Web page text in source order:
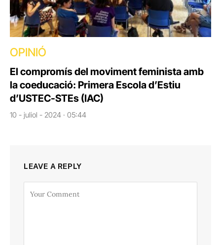
OPINIÓ
El compromís del moviment feminista amb
la coeducació: Primera Escola d’Estiu
d’USTEC-STEs (IAC)
10 - juliol - 2024 · 05:44
LEAVE A REPLY